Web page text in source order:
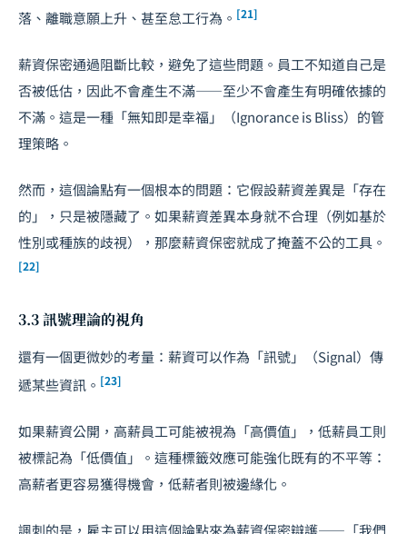
落、離職意願上升、甚至怠工行為。 [21]
薪資保密通過阻斷比較，避免了這些問題。員工不知道自己是
否被低估，因此不會產生不滿——至少不會產生有明確依據的
不滿。這是一種「無知即是幸福」（Ignorance is Bliss）的管
理策略。
然而，這個論點有一個根本的問題：它假設薪資差異是「存在
的」，只是被隱藏了。如果薪資差異本身就不合理（例如基於
性別或種族的歧視），那麼薪資保密就成了掩蓋不公的工具。
[22]
3.3 訊號理論的視角
還有一個更微妙的考量：薪資可以作為「訊號」（Signal）傳
遞某些資訊。 [23]
如果薪資公開，高薪員工可能被視為「高價值」，低薪員工則
被標記為「低價值」。這種標籤效應可能強化既有的不平等：
高薪者更容易獲得機會，低薪者則被邊緣化。
諷刺的是，雇主可以用這個論點來為薪資保密辯護——「我們